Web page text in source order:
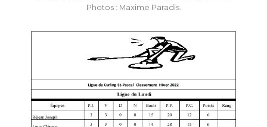
Photos : Maxime Paradis.